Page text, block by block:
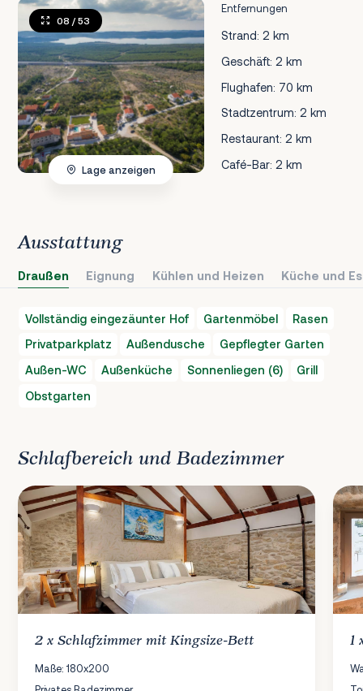
Entfernungen
Strand: 2 km
Geschäft: 2 km
Flughafen: 70 km
Stadtzentrum: 2 km
Restaurant: 2 km
Café-Bar: 2 km
08 / 53
Lage anzeigen
Ausstattung
Draußen Eignung Kühlen und Heizen Küche und
Vollständig eingezäunter Hof Gartenmöbel
Rasen
Privatparkplatz
Außendusche
Gepflegter Garten
Außen-WC
Außenküche Sonnenliegen (6)
Grill
Obstgarten
Schlafbereich und Badezimmer
2 xSchlafzimmer mit Kingsize-Bett
Maße: 180x200
1